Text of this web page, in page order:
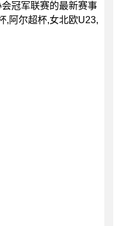
冠军联赛的最新赛事
,阿尔超杯,女北欧U23,